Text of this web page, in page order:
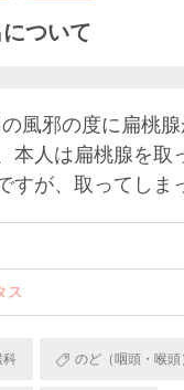
ついて
風邪の度に扁桃
本人は扁桃腺を取
すが、取ってしま
ス
科 のど（咽頭・喉頭